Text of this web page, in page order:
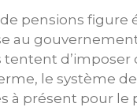
pensions
au
le système
à présent pour le